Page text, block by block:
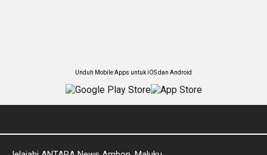
Unduh Mobile Apps untuk iOS dan Android